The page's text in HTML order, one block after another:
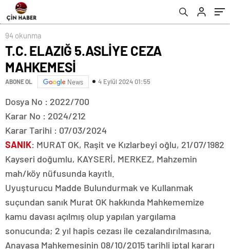
94 okunma
T.C. ELAZIĞ 5.ASLİYE CEZA
MAHKEMESİ
ABONE OL News 4 Eylül 2024 01:55
Dosya No : 2022/700
Karar No : 2024/212
Karar Tarihi : 07/03/2024
SANIK: MURAT OK, Raşit ve Kızlarbeyi oğlu, 21/07/1982
Kayseri doğumlu, KAYSERİ, MERKEZ, Mahzemin
mah/köy nüfusunda kayıtlı.
Uyuşturucu Madde Bulundurmak ve Kullanmak
suçundan sanık Murat OK hakkında Mahkememize
kamu davası açılmış olup yapılan yargılama
sonucunda; 2 yıl hapis cezası ile cezalandırılmasına,
Anayasa Mahkemesinin 08/10/2015 tarihli iptal kararı